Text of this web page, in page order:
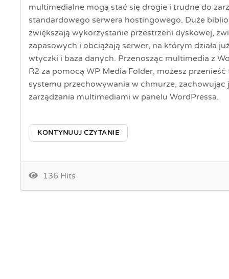
multimedialne mogą stać się drogie i trudne do
standardowego serwera hostingowego. Duże
zwiększają wykorzystanie przestrzeni dyskowej,
zapasowych i obciążają serwer, na którym działa
wtyczki i baza danych. Przenosząc multimedia z
R2 za pomocą WP Media Folder, możesz
systemu przechowywania w chmurze,
zarządzania multimediami w panelu WordPressa.
KONTYNUUJ CZYTANIE
136 Hits